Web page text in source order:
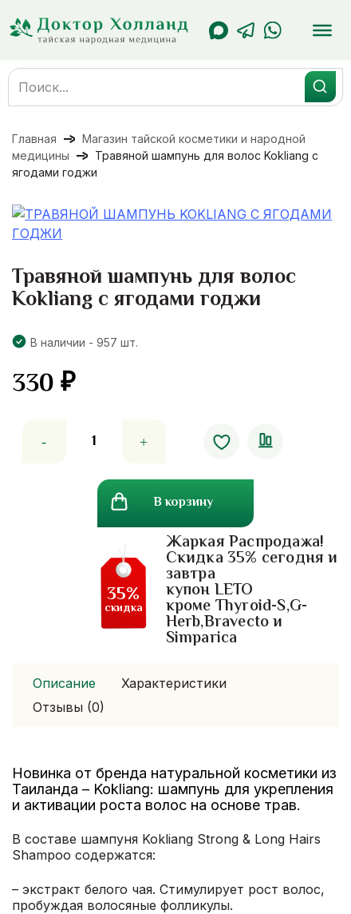
содержанию
Search
for:
Главная
Магазин тайской косметики и народной
медицины
Травяной шампунь для волос Kokliang с
ягодами годжи
Травяной шампунь для волос
Kokliang с ягодами годжи
В наличии - 957 шт.
330₽
товара
В корзину
Жаркая Распродажа!
Скидка 35% сегодня и
завтра
купон LETO
кроме Thyroid-S,G-
Herb,Bravecto и
Simparica
35%
скидка
Описание
Характеристики
Отзывы (0)
Новинка от бренда натуральной косметики из
Таиланда – Kokliang: шампунь для укрепления
и активации роста волос на основе трав.
В составе шампуня Kokliang Strong & Long Hairs
Shampoo содержатся:
– экстракт белого чая. Стимулирует рост волос,
пробуждая волосяные фолликулы.